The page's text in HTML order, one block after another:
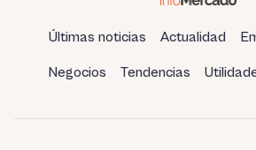
Últimas noticias Actualidad
Negocios Tendencias